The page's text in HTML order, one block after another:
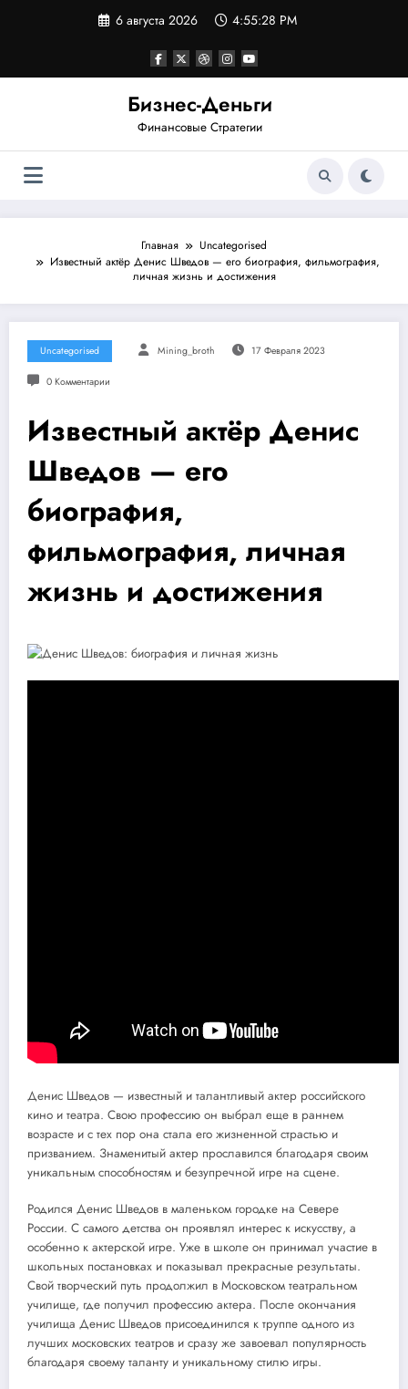
6 августа 2026 4:55:29 PM
Бизнес-Деньги
Финансовые Стратегии
Главная
Uncategorised
Известный актёр Денис Шведов — его биография, фильмография,
личная жизнь и достижения
Uncategorised Mining_broth 17 Февраля 2023
0 Комментарии
Известный актёр Денис
Шведов — его
биография,
фильмография, личная
жизнь и достижения
Денис Шведов — известный и талантливый актер российского
кино и театра. Свою профессию он выбрал еще в раннем
возрасте и с тех пор она стала его жизненной страстью и
призванием. Знаменитый актер прославился благодаря своим
уникальным способностям и безупречной игре на сцене.
Родился Денис Шведов в маленьком городке на Севере
России. С самого детства он проявлял интерес к искусству, а
особенно к актерской игре. Уже в школе он принимал участие в
школьных постановках и показывал прекрасные результаты.
Свой творческий путь продолжил в Московском театральном
училище, где получил профессию актера. После окончания
училища Денис Шведов присоединился к труппе одного из
лучших московских театров и сразу же завоевал популярность
благодаря своему таланту и уникальному стилю игры.